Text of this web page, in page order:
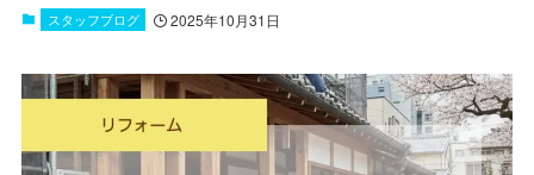
スタッフブログ 2025年10月31日